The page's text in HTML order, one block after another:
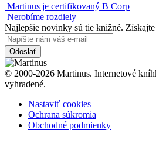
Martinus je certifikovaný B Corp
Nerobíme rozdiely
Najlepšie novinky sú tie knižné.
Odoslať
© 2000-2026 Martinus. Internetové
vyhradené.
Nastaviť cookies
Ochrana súkromia
Obchodné podmienky